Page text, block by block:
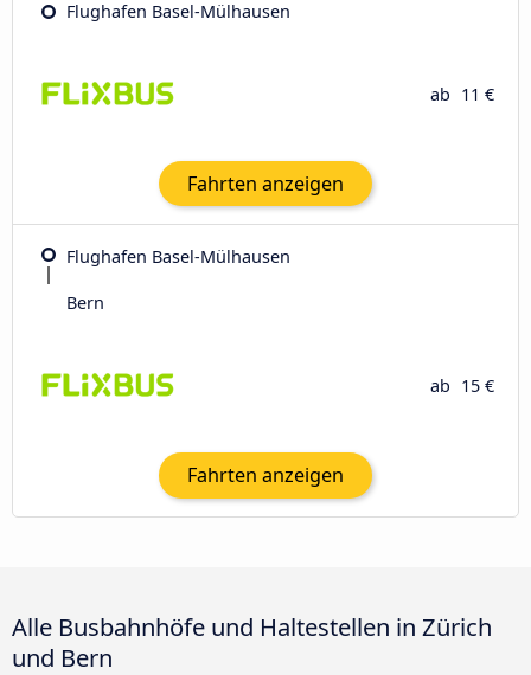
Flughafen Basel-Mülhausen
ab 11 €
Fahrten anzeigen
Flughafen Basel-Mülhausen
Bern
ab 15 €
Fahrten anzeigen
Alle Busbahnhöfe und Haltestellen in Zürich
und Bern